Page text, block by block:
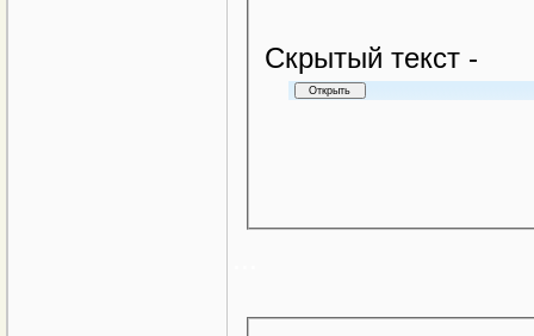
Cкрытый текст -